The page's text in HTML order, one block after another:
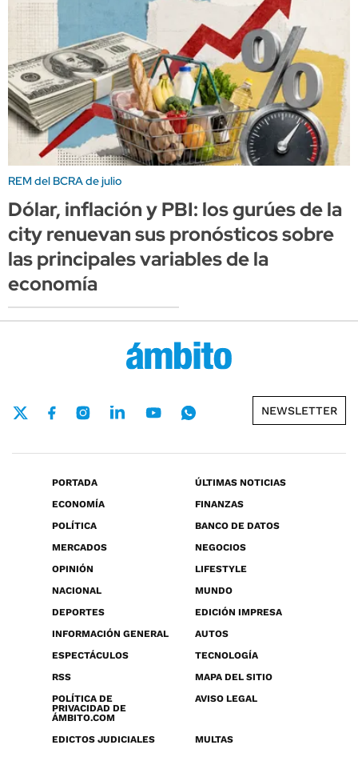
REM del BCRA de julio
Dólar, inflación y PBI: los gurúes de la
city renuevan sus pronósticos sobre
las principales variables de la
economía
NEWSLETTER
PORTADA
ÚLTIMAS NOTICIAS
ECONOMÍA
FINANZAS
POLÍTICA
BANCO DE DATOS
MERCADOS
NEGOCIOS
OPINIÓN
LIFESTYLE
NACIONAL
MUNDO
DEPORTES
EDICIÓN IMPRESA
INFORMACIÓN GENERAL
AUTOS
ESPECTÁCULOS
TECNOLOGÍA
RSS
MAPA DEL SITIO
POLÍTICA DE
PRIVACIDAD DE
ÁMBITO.COM
AVISO LEGAL
EDICTOS JUDICIALES
MULTAS